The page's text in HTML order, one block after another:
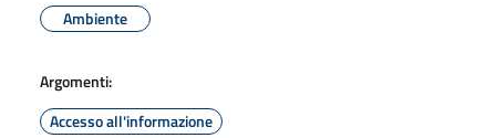
Ambiente
Argomenti:
Accesso all'informazione